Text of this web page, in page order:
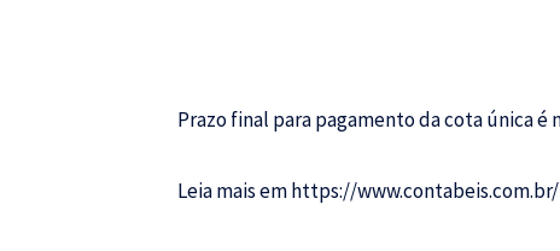
Prazo final para pagamento da cota única é
Leia mais emhttps://